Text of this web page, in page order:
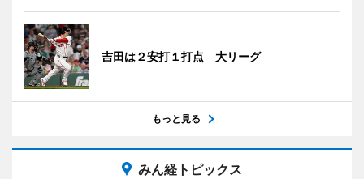
吉田は２安打１打点 大リーグ
もっと見る
みん経トピックス